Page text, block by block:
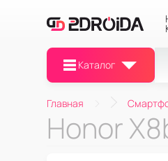
Каталог
Главная
Honor